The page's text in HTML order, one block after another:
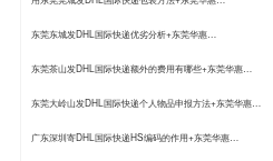
东莞东城发DHL国际快递优劣分析+东莞华惠…
东莞茶山发DHL国际快递额外的费用有哪些+东莞华惠…
东莞大岭山发DHL国际快递个人物品申报方法+东莞华惠…
广东深圳寄DHL国际快递HS编码的作用+东莞华惠…